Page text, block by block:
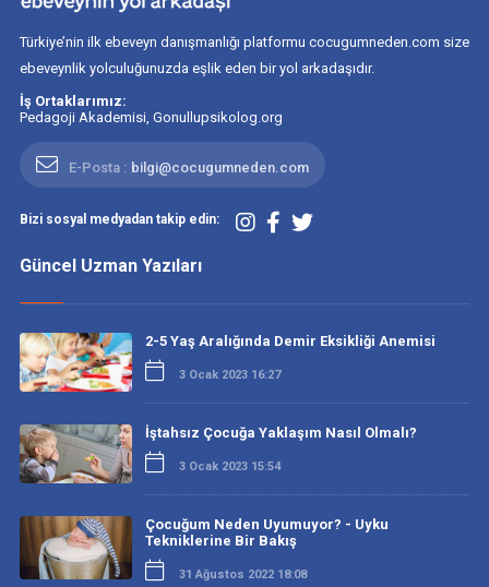
Türkiye’nin ilk ebeveyn danışmanlığı platformu cocugumneden.com size
ebeveynlik yolculuğunuzda eşlik eden bir yol arkadaşıdır.
İş Ortaklarımız:
Pedagoji Akademisi, Gonullupsikolog.org
E-Posta : bilgi@cocugumneden.com
Bizi sosyal medyadan takip edin:
Güncel Uzman Yazıları
2-5 Yaş Aralığında Demir Eksikliği Anemisi
3 Ocak 2023 16:27
İştahsız Çocuğa Yaklaşım Nasıl Olmalı?
3 Ocak 2023 15:54
Çocuğum Neden Uyumuyor? - Uyku
Tekniklerine Bir Bakış
31 Ağustos 2022 18:08